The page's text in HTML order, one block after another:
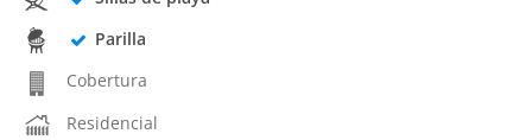
Parilla
Cobertura
Residencial